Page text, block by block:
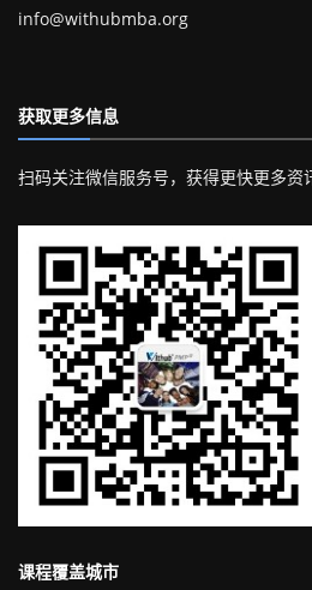
info@withubmba.org
获取更多信息
扫码关注微信服务号，获得更快更多资
课程覆盖城市